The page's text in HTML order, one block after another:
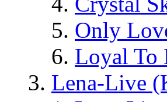
Only
Loyal To
Lena-Live